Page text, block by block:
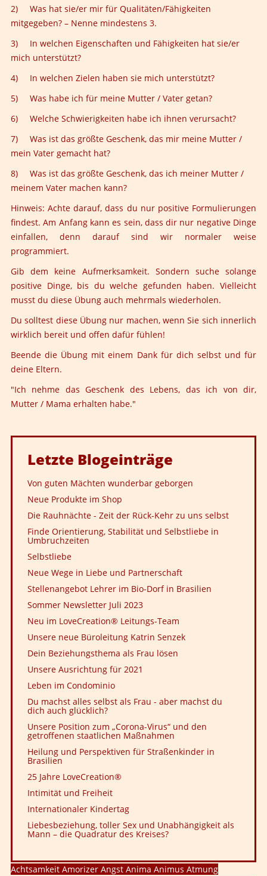
2) Was hat sie/er mir für Qualitäten/Fähigkeiten
mitgegeben? – Nenne mindestens 3.
3) In welchen Eigenschaften und Fähigkeiten hat sie/er
mich unterstützt?
4) In welchen Zielen haben sie mich unterstützt?
5) Was habe ich für meine Mutter / Vater getan?
6) Welche Schwierigkeiten habe ich ihnen verursacht?
7) Was ist das größte Geschenk, das mir meine Mutter /
mein Vater gemacht hat?
8) Was ist das größte Geschenk, das ich meiner Mutter /
meinem Vater machen kann?
Hinweis: Achte darauf, dass du nur positive Formulierungen
findest. Am Anfang kann es sein, dass dir nur negative Dinge
einfallen, denn darauf sind wir normaler weise
programmiert.
Gib dem keine Aufmerksamkeit. Sondern suche solange
positive Dinge, bis du welche gefunden haben. Vielleicht
musst du diese Übung auch mehrmals wiederholen.
Du solltest diese Übung nur machen, wenn Sie sich innerlich
wirklich bereit und offen dafür fühlen!
Beende die Übung mit einem Dank für dich selbst und für
deine Eltern.
"Ich nehme das Geschenk des Lebens, das ich von dir,
Mutter / Mama erhalten habe."
Letzte Blogeinträge
Von guten Mächten wunderbar geborgen
Neue Produkte im Shop
Die Rauhnächte - Zeit der Rück-Kehr zu uns selbst
Finde Orientierung, Stabilität und Selbstliebe in
Umbruchzeiten
Selbstliebe
Neue Wege in Liebe und Partnerschaft
Stellenangebot Lehrer im Bio-Dorf in Brasilien
Sommer Newsletter Juli 2023
Neu im LoveCreation® Leitungs-Team
Unsere neue Büroleitung Katrin Senzek
Dein Beziehungsthema als Frau lösen
Unsere Ausrichtung für 2021
Leben im Condominio
Du machst alles selbst als Frau - aber machst du
dich auch glücklich?
Unsere Position zum „Corona-Virus“ und den
getroffenen staatlichen Maßnahmen
Heilung und Perspektiven für Straßenkinder in
Brasilien
25 Jahre LoveCreation®
Intimität und Freiheit
Internationaler Kindertag
Liebesbeziehung, toller Sex und Unabhängigkeit als
Mann – die Quadratur des Kreises?
Achtsamkeit Amorizer Angst Anima Animus Atmung